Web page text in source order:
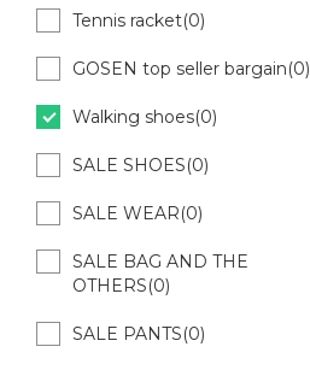
Tennis racket(0)
GOSEN top seller bargain(0)
Walking shoes(0)
SALE SHOES(0)
SALE WEAR(0)
SALE BAG AND THE
OTHERS(0)
SALE PANTS(0)